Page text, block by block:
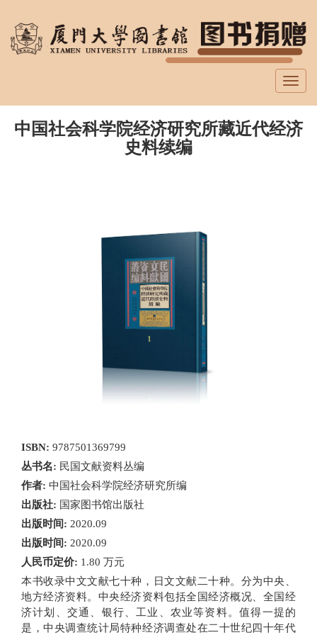
中国社会科学院经济研究所藏近代经济
史料续编
ISBN: 9787501369799
丛书名: 民国文献资料丛编
作者: 中国社会科学院经济研究所编
出版社: 国家图书馆出版社
出版时间: 2020.09
出版时间: 2020.09
人民币定价: 1.80 万元
本书收录中文文献七十种，日文文献二十种。分为中央、
地方经济资料。中央经济资料包括全国经济概况、全国经
济计划、交通、银行、工业、农业等资料。值得一提的
是，中央调查统计局特种经济调查处在二十世纪四十年代